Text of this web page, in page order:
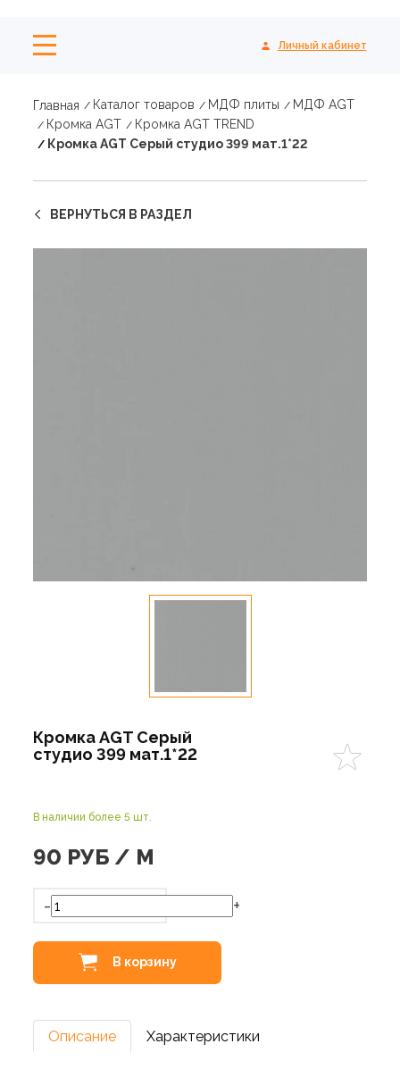
Личный кабинет
Главная Каталог товаров МДФ плиты
МДФ AGT
Кромка AGT
Кромка AGT TREND
Кромка AGT Серый студио 399 мат.1*22
ВЕРНУТЬСЯ В РАЗДЕЛ
Кромка AGT Серый
студио 399 мат.1*22
В наличии более 5 шт.
90 РУБ / М
- +
В корзину
Описание Характеристики